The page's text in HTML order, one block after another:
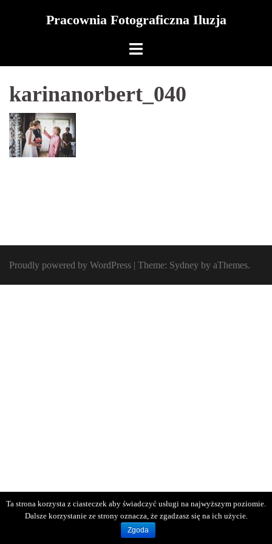
Pracownia Fotograficzna Iluzja
karinanorbert_040
Proudly powered by WordPress | Theme: Sydney by aThemes.
Ta strona korzysta z ciasteczek aby świadczyć usługi na najwyższym poziomie.
Dalsze korzystanie ze strony oznacza, że zgadzasz się na ich użycie.
Zgoda